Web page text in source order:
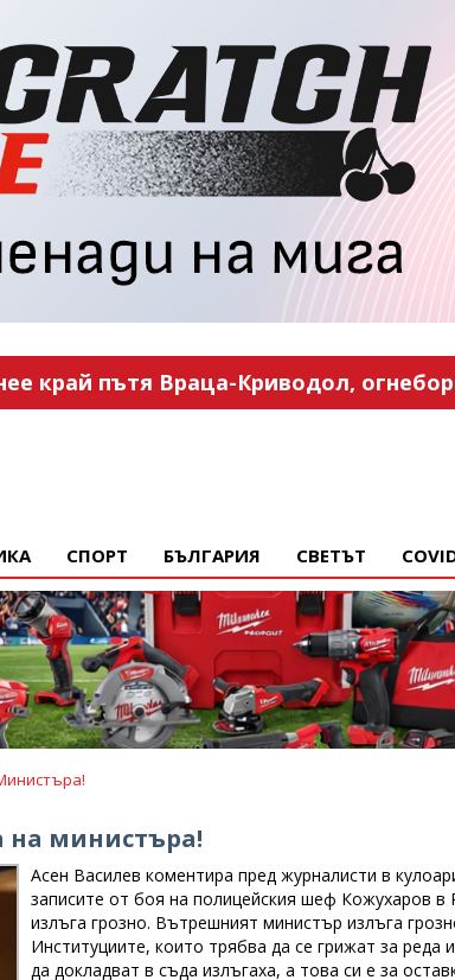
край пътя Враца-Криводол,
СПОРТ БЪЛГАРИЯ СВЕТЪТ
на министъра!
Асен Василев коментира пред журналисти в
записите от боя на полицейския шеф Кожухаров в
излъга грозно. Вътрешният министър излъга
Институциите, които трябва да се грижат за реда
да докладват в съда излъгаха, а това си е за